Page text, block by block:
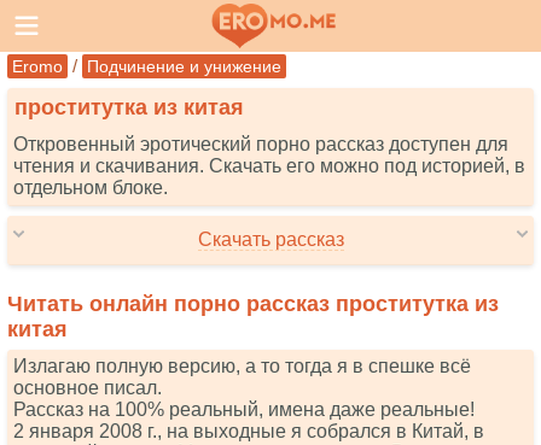
Eromo / Подчинение и унижение
проститутка из китая
Откровенный эротический порно рассказ доступен для
чтения и скачивания. Скачать его можно под историей, в
отдельном блоке.
Скачать рассказ
Читать онлайн порно рассказ проститутка из
китая
Излагаю полную версию, а то тогда я в спешке всё
основное писал.
Рассказ на 100% реальный, имена даже реальные!
2 января 2008 г., на выходные я собрался в Китай, в